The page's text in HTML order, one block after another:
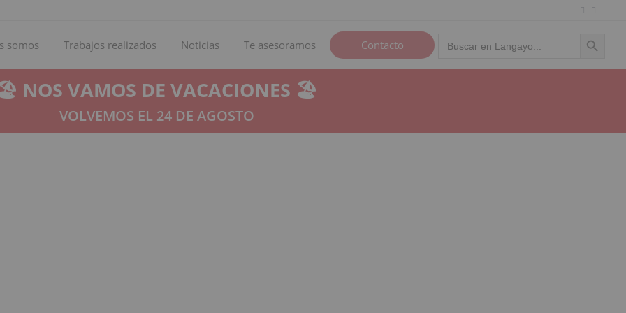
somos Trabajos realizados Noticias Te asesoramos Contacto Buscar:
NOS VAMOS DE VACACIONES 🏖️
VOLVEMOS EL 24 DE AGOSTO